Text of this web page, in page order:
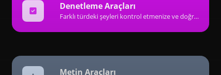
Denetleme Araçları
Farklı türdeki şeyleri kontrol etmenize ve doğrulamanıza yardımcı olacak harika denetleyici tipi araçlardan oluşan bir koleksiyon.
Metin Araçları